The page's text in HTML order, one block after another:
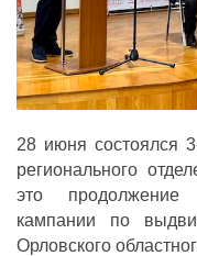
г.
8
8
Вход
28 июня состоялся
регионального
это продолжение
кампании по
Орловского